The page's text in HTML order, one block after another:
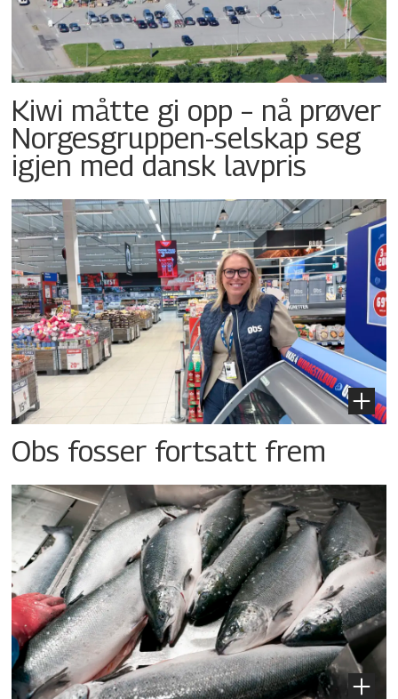
Kiwi måtte gi opp – nå prøver
Norgesgruppen-selskap seg
igjen med dansk lavpris
Obs fosser fortsatt frem